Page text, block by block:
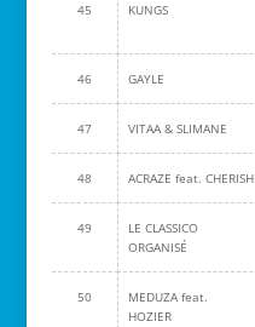
45 KUNGS
46 GAYLE
47 VITAA & SLIMANE
48 ACRAZE feat. CHERISH
49
LE CLASSICO
ORGANISÉ
50
MEDUZA feat.
HOZIER